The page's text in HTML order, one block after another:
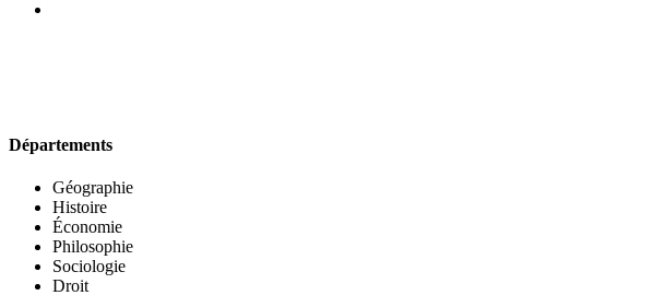
Départements
Géographie
Histoire
Économie
Philosophie
Sociologie
Droit